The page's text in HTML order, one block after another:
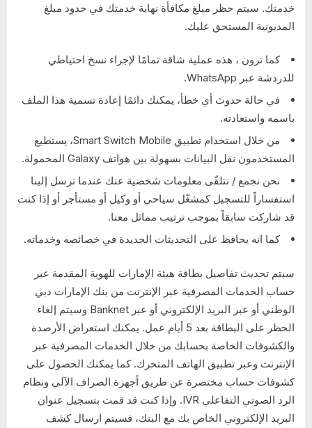
خدمتك. سيتم حظر مبلغ مكافأة نهاية خدمتك في حدود مبلغ
المديونية المستحق عليك.
كما ترون ، هذه عملية شاقة تمامًا لإجراء نسخ احتياطي
للدردشة عبر WhatsApp.
في حالة حدوث أي خطأ، يمكنك دائمًا إعادة تسمية هذا الملف
باسمه واستعادته.
من خلال استخدام تطبيق Smart Switch Mobile، يستطيع
المستخدمون نقل البيانات بسهولة بين هواتف Galaxy المحمولة.
نحن نجمع / نتلقّى معلومات شخصية عنك عندما ترسل إلينا
استفساراً للتسجيل كمشغّل سياحي أو وكيل أو مستأجر أو إذا كنت
قد شاركت سابقاً بموجب ترتيب مماثل معنا.
كما انه يحافظ على التحديثات الجديدة في خصائصه وخدماته.
سيتم تحديث تفاصيل بطاقة هيئة الإمارات للهوية المقدمة عبر
حساب الخدمات المصرفية عبر الإنترنت من بنك الإمارات دبي
الوطني أو عبر البريد الإلكتروني أو عبر Banknet وسيتم إلغاء
الحظر على البطاقة بعد 5 أيام عمل. يمكنك استعراض الأرصدة
والكشوفات الخاصة بحسابك من خلال الخدمات المصرفية عبر
الإنترنت وعبر تطبيق الهاتف المتحرك. كما يمكنك الحصول على
كشوفات حساب مختصرة عن طريق أجهزة الصراف الآلي ونظام
الرد الصوتي التفاعلي IVR. وإذا كنت قد قمت بتسجيل عنوان
البريد الإلكتروني الخاص بك مع البنك، فسيتم ارسال كشف